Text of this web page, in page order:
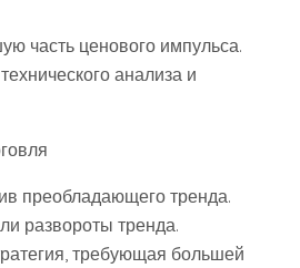
часть ценового импульса.
анализа и
преобладающего тренда.
развороты тренда.
требующая большей